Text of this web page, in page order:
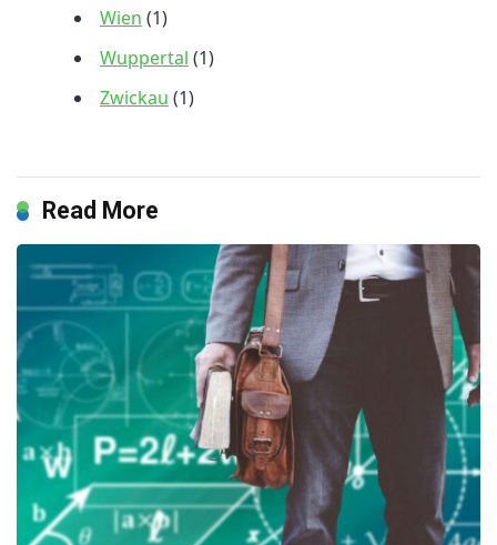
Wien (1)
Wuppertal (1)
Zwickau (1)
Read More